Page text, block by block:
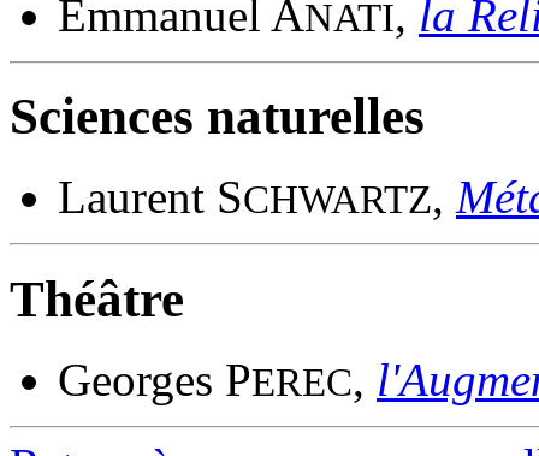
Emmanuel ANATI, la
Sciences naturelles
Laurent SCHWARTZ,
Théâtre
Georges PEREC,